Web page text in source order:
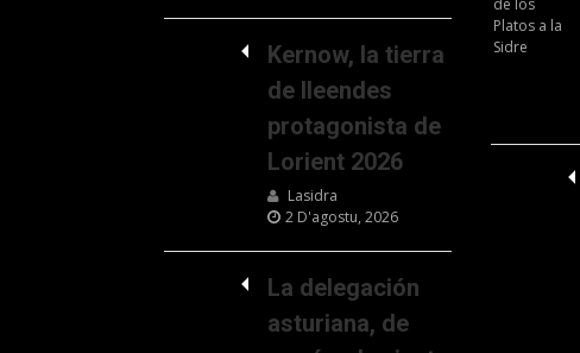
Kernow, la tierra
de lleendes
protagonista de
Lorient 2026
Lasidra
2 D'agostu, 2026
La delegación
asturiana, de